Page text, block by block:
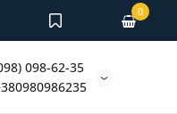
098-62-35
0